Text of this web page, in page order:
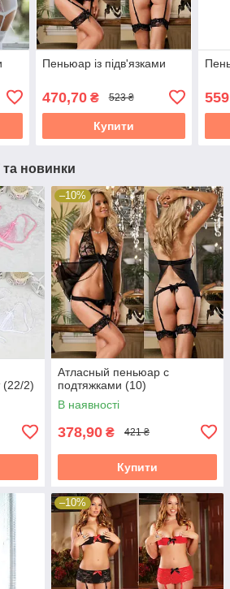
Пеньюар із підв'язками
470,70₴ 523 ₴
Купити
та новинки
(22/2)
–10%
Атласный пеньюар с
подтяжками (10)
В наявності
378,90 ₴ 421 ₴
Купити
–10%